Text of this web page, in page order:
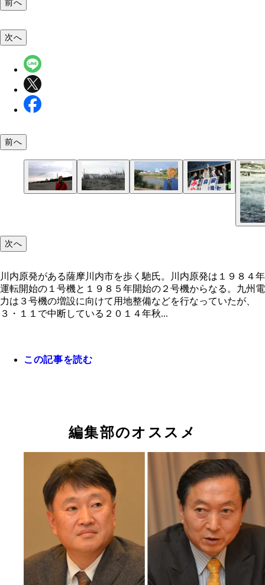
前へ
川内原発がある薩摩川内市を歩く馳氏。川内原発
８４年運転開始の１号機と１９８５年開始の２号
砂浜に立つテント。活動家たちは再稼働反対を訴
く首都圏からやって来て、ここで生活する。電力
選挙期間中は、安倍晋三首相も演説に来て、３０
近い人々が集まった。首相は、「川内の皆さんに
演説の中で約４５秒間だけ、エネルギー政策につ
った。見事に、原発という言葉は一切口にしなか
次へ
前へ
次へ
川内原発がある薩摩川内市を歩く馳氏。川内原発は１９８４年
運転開始の１号機と１９８５年開始の２号機からなる。九州電
力は３号機の増設に向けて用地整備などを行なっていたが、
３・１１で中断している２０１４年秋...
この記事を読む
編集部のオススメ